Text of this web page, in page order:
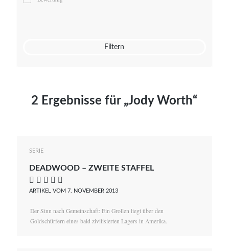
Mato von Vogelstein
Filtern
2 Ergebnisse für „Jody Worth“
SERIE
DEADWOOD – ZWEITE STAFFEL
    
ARTIKEL VOM 7. NOVEMBER 2013
Der Sinn nach Gemeinschaft: Ein Grollen liegt über den
Goldschürfern eines bald zivilisierten Lagers in Amerika.